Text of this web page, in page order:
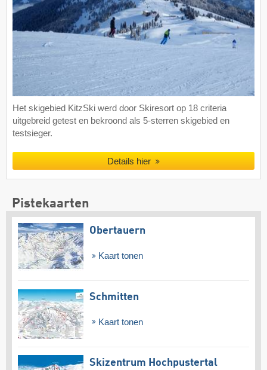
Het skigebied KitzSki werd door Skiresort op 18 criteria
uitgebreid getest en bekroond als 5-sterren skigebied en
testsieger.
Details hier
Pistekaarten
Obertauern
Kaart tonen
Schmitten
Kaart tonen
Skizentrum Hochpustertal